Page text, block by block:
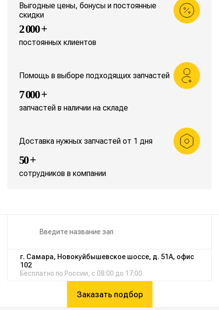
Выгодные цены, бонусы и постоянные
скидки
2 000 +
постоянных клиентов
Помощь в выборе подходящих запчастей
7 000 +
запчастей в наличии на складе
Доставка нужных запчастей от 1 дня
50 +
сотрудников в компании
г. Самара, Новокуйбышевское шоссе, д. 51А, офис
102
Бесплатно по России, с 08:00 до 17:00
Заказать подбор